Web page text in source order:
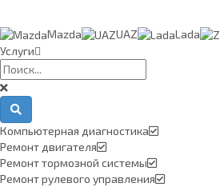
Mazda UAZ Lada
Услуги
Компьютерная диагностика
Ремонт двигателя
Ремонт тормозной системы
Ремонт рулевого управления